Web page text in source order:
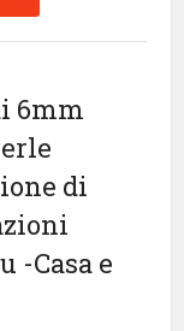
6mm
di
-Casa e